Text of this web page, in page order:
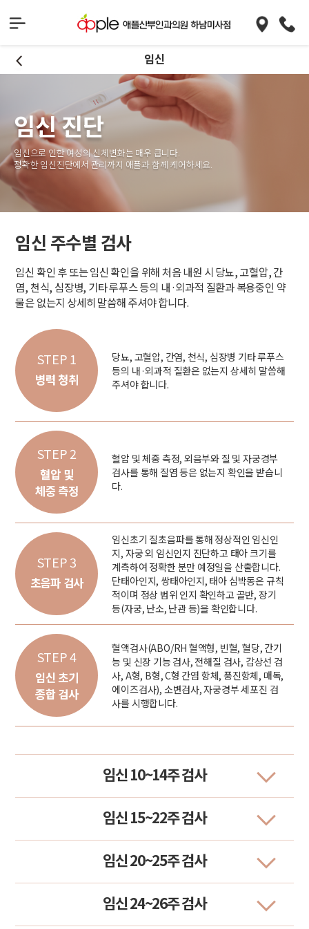
임신
임신 진단
임신으로 인한 여성의 신체변화는 매우 큽니다.
정확한 임신진단에서 관리까지 애플과 함께 케어하세요.
임신 주수별 검사
임신 확인 후 또는 임신 확인을 위해 처음 내원 시 당뇨, 고혈압, 간
염, 천식, 심장병, 기타 루푸스 등의 내·외과적 질환과 복용중인 약
물은 없는지 상세히 말씀해 주셔야 합니다.
STEP 1
병력 청취
당뇨, 고혈압, 간염, 천식, 심장병 기타 루푸스
등의 내·외과적 질환은 없는지 상세히 말씀해
주셔야 합니다.
STEP 2
혈압 및
체중 측정
혈압 및 체중 측정, 외음부와 질 및 자궁경부
검사를 통해 질염 등은 없는지 확인을 받습니
다.
STEP 3
초음파 검사
임신초기 질초음파를 통해 정상적인 임신인
지, 자궁 외 임신인지 진단하고 태아 크기를
계측하여 정확한 분만 예정일을 산출합니다.
단태아인지, 쌍태아인지, 태아 심박동은 규칙
적이며 정상 범위 인지 확인하고 골반, 장기
등(자궁, 난소, 난관 등)을 확인합니다.
STEP 4
임신 초기
종합 검사
혈액검사(ABO/RH 혈액형, 빈혈, 혈당, 간기
능 및 신장 기능 검사, 전해질 검사, 갑상선 검
사, A형, B형, C형 간염 항체, 풍진항체, 매독,
에이즈검사), 소변검사, 자궁경부 세포진 검
사를 시행합니다.
임신 10~14주 검사
임신 15~22주 검사
임신 20~25주 검사
임신 24~26주 검사